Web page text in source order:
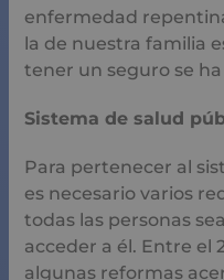
Sistema de salud
Para pertenecer al
personas sean
acerca de la Ley
la calidad del Sistema
El sistema de salud
centros hospitalarios